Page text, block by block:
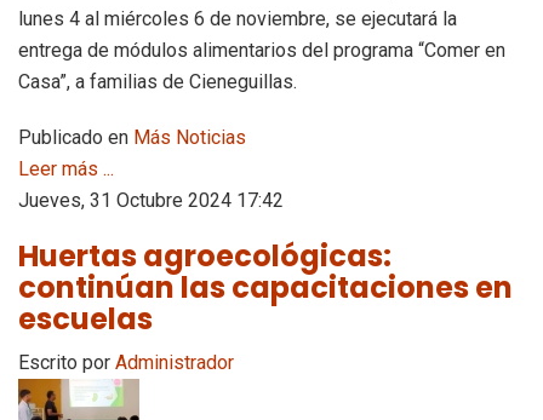
lunes 4 al miércoles 6 de noviembre, se ejecutará la
entrega de módulos alimentarios del programa “Comer en
Casa”, a familias de Cieneguillas.
Publicado en Más Noticias
Leer más ...
Jueves, 31 Octubre 2024 17:42
Huertas agroecológicas:
continúan las capacitaciones en
escuelas
Escrito por Administrador